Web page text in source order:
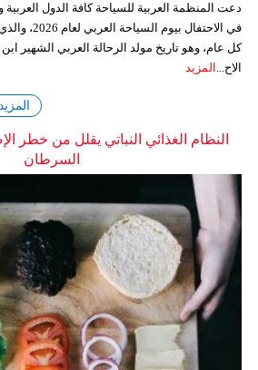
دعت المنظمة العربية للسياحة كافة الدول
كل عام، وهو تاريخ مولد الرحالة العربي الشهير
الاح... المزيد
النظام الغذائي النباتي يقلل من خطر
السرطان